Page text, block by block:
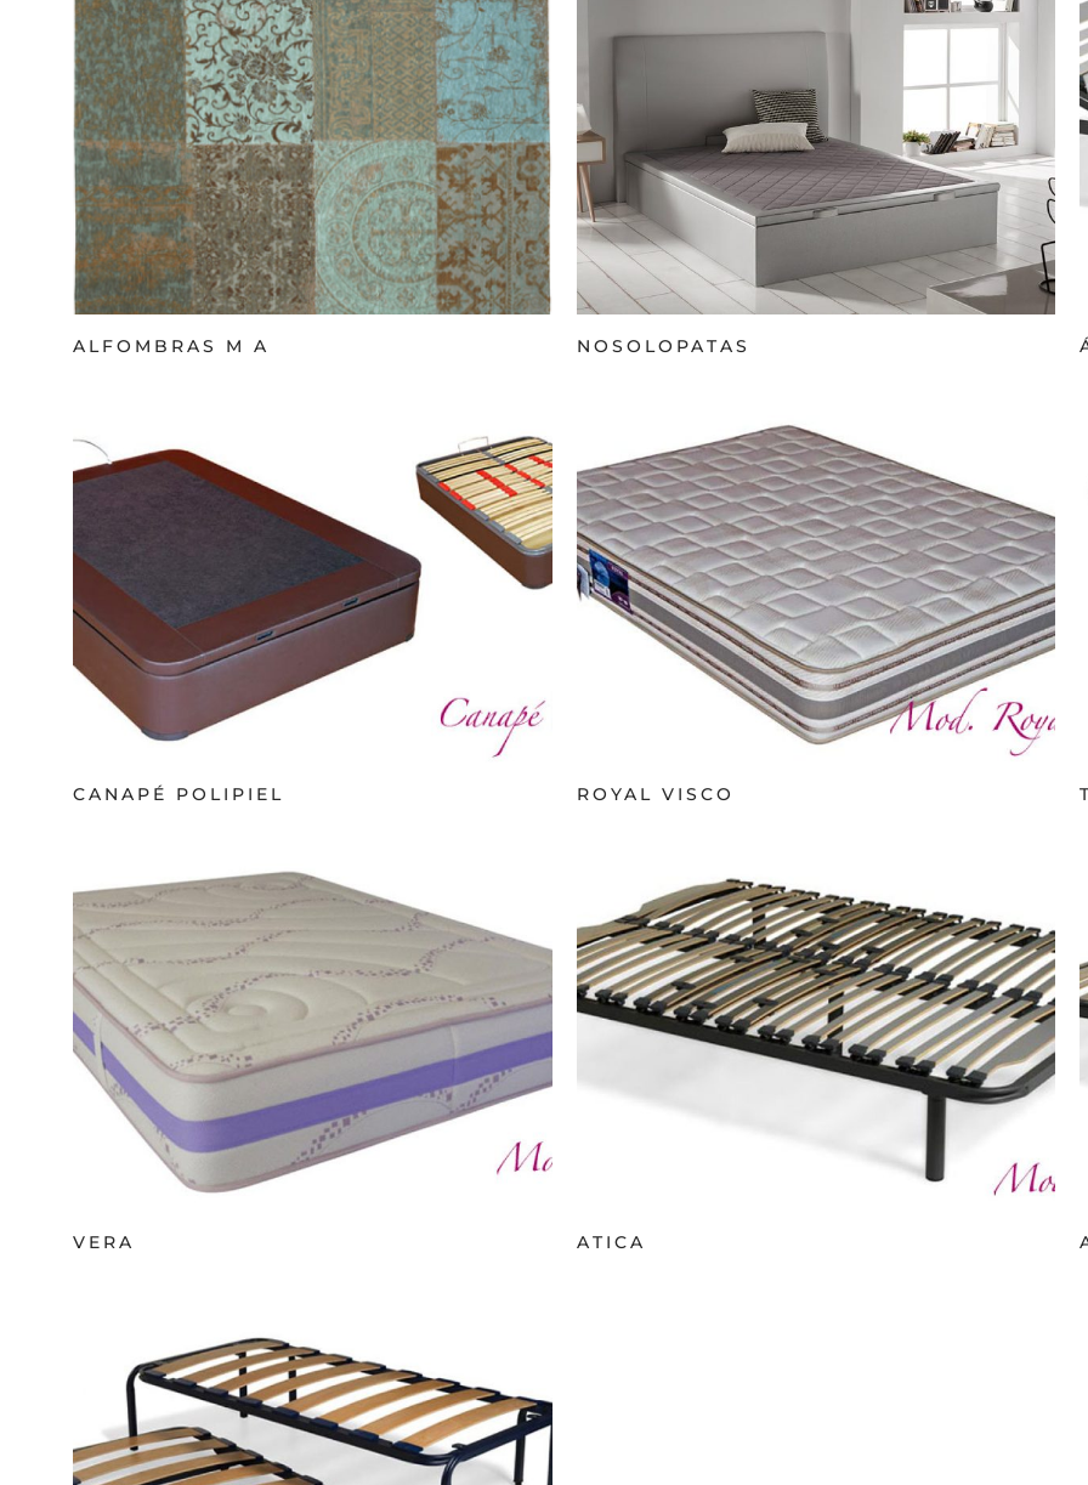
ALFOMBRAS M A NOSOLOPATAS
CANAPÉ POLIPIEL ROYAL VISCO
VERA ATICA